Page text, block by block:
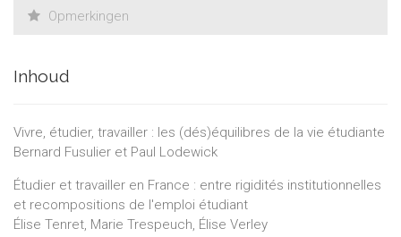
Opmerkingen
Inhoud
Vivre, étudier, travailler : les (dés)équilibres de la vie étudiante
Bernard Fusulier et Paul Lodewick
Étudier et travailler en France : entre rigidités institutionnelles
et recompositions de l'emploi étudiant
Élise Tenret, Marie Trespeuch, Élise Verley